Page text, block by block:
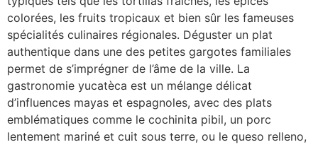
colorées, les fruits tropicaux et bien sûr les fameuses
spécialités culinaires régionales. Déguster un plat
authentique dans une des petites gargotes familiales
permet de s’imprégner de l’âme de la ville. La
gastronomie yucatèca est un mélange délicat
d’influences mayas et espagnoles, avec des plats
emblématiques comme le cochinita pibil, un porc
lentement mariné et cuit sous terre, ou le queso relleno,